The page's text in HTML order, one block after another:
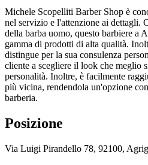
Michele Scopelliti Barber Shop è
nel servizio e l'attenzione ai dettagli.
della barba uomo, questo barbiere a
gamma di prodotti di alta qualità.
distingue per la sua consulenza
cliente a scegliere il look che meglio
personalità. Inoltre, è facilmente
più vicina, rendendola un'opzione
barberia.
Posizione
Via Luigi Pirandello 78, 92100,